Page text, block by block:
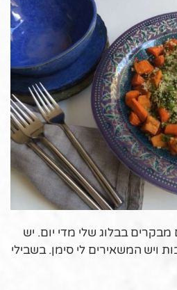
בבלוג שלי מדי יום. יש
ויש המשאירים לי סימן. בשבילי